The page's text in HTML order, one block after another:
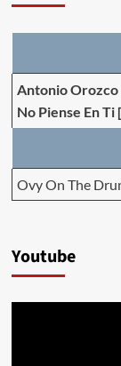
Antonio Orozco
No Piense En Ti
Ovy On The
Youtube